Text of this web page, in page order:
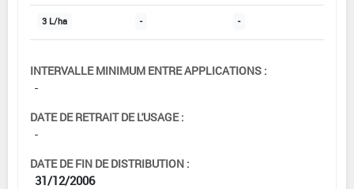
3 L/ha - -
INTERVALLE MINIMUM ENTRE APPLICATIONS :
-
DATE DE RETRAIT DE L'USAGE :
-
DATE DE FIN DE DISTRIBUTION :
31/12/2006